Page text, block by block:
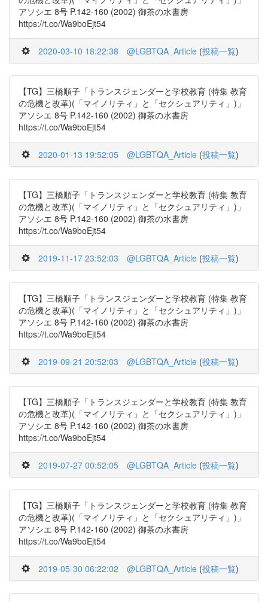
アソシエ 8号 P.142-160 (2002) 御茶の水書房
https://t.co/Wa9boEjt54
2020-03-10 18:22:38 @LGBTQA_Article (投稿一覧)
【TG】三橋順子「トランスジェンダーと学校教育 (特集 教育
の危機と改革)(「マイノリティ」と「セクシュアリティ」)」
アソシエ 8号 P.142-160 (2002) 御茶の水書房
https://t.co/Wa9boEjt54
2020-01-13 19:52:05 @LGBTQA_Article (投稿一覧)
【TG】三橋順子「トランスジェンダーと学校教育 (特集 教育
の危機と改革)(「マイノリティ」と「セクシュアリティ」)」
アソシエ 8号 P.142-160 (2002) 御茶の水書房
https://t.co/Wa9boEjt54
2019-11-17 23:52:03 @LGBTQA_Article (投稿一覧)
【TG】三橋順子「トランスジェンダーと学校教育 (特集 教育
の危機と改革)(「マイノリティ」と「セクシュアリティ」)」
アソシエ 8号 P.142-160 (2002) 御茶の水書房
https://t.co/Wa9boEjt54
2019-09-21 20:52:03 @LGBTQA_Article (投稿一覧)
【TG】三橋順子「トランスジェンダーと学校教育 (特集 教育
の危機と改革)(「マイノリティ」と「セクシュアリティ」)」
アソシエ 8号 P.142-160 (2002) 御茶の水書房
https://t.co/Wa9boEjt54
2019-07-27 00:52:05 @LGBTQA_Article (投稿一覧)
【TG】三橋順子「トランスジェンダーと学校教育 (特集 教育
の危機と改革)(「マイノリティ」と「セクシュアリティ」)」
アソシエ 8号 P.142-160 (2002) 御茶の水書房
https://t.co/Wa9boEjt54
2019-05-30 06:22:02 @LGBTQA_Article (投稿一覧)